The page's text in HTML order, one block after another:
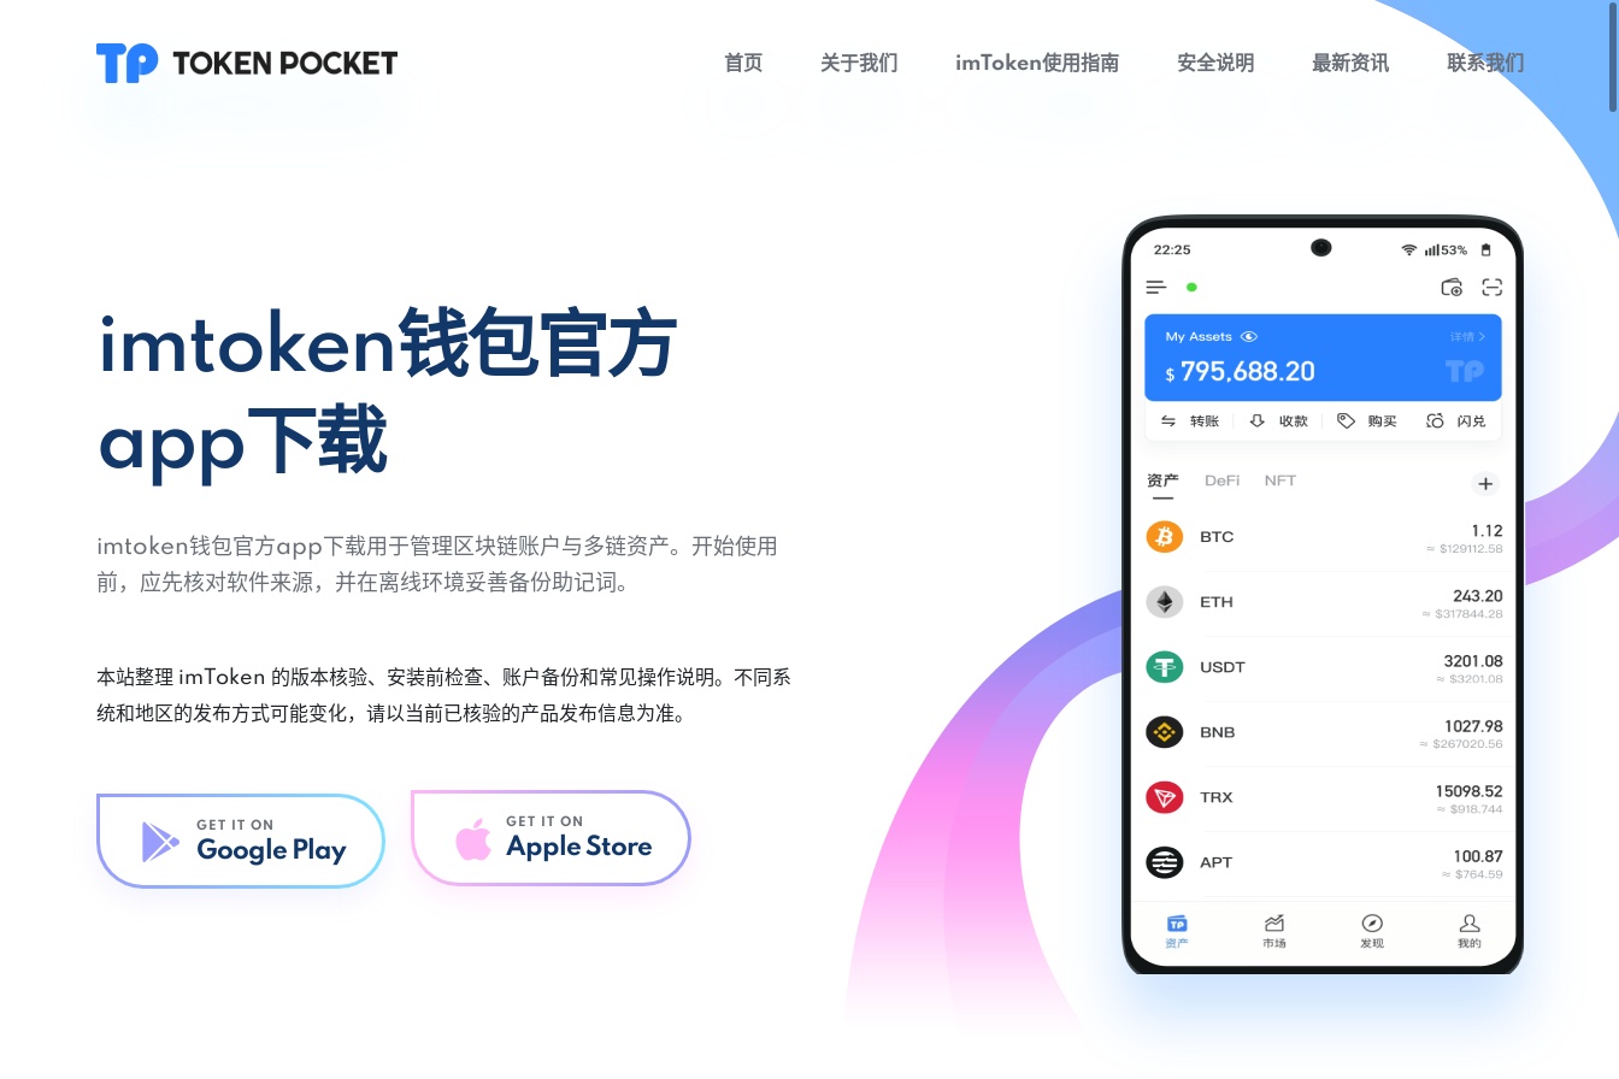
首页 关于我们 imToken使用指南 安全说明 最新资讯 联系我们
imtoken钱包官方
app下载
imtoken钱包官方app下载用于管理区块链账户与多链资产。开始使用
前，应先核对软件来源，并在离线环境妥善备份助记词。
本站整理 imToken 的版本核验、安装前检查、账户备份和常见操作说明。不同系
统和地区的发布方式可能变化，请以当前已核验的产品发布信息为准。
GET IT ON
Google Play
GET IT ON
Apple Store